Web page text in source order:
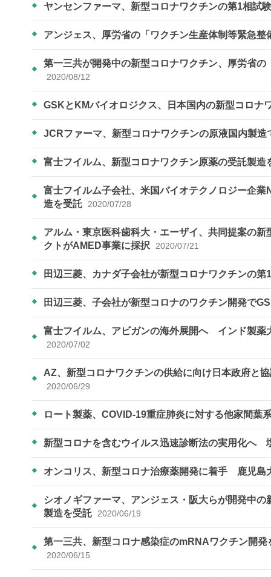
ヤンセンファーマ、新型コロナワクチンの第1相試
アンジェス、厚労省の「ワクチン生産体制等緊急
第一三共が開発中の新型コロナワクチン、厚労省
2020/08/12
GSKとKMバイオロジクス、日本国内の新型コロナ
JCRファーマ、新型コロナワクチンの原液国内製
富士フイルム、新型コロナワクチン原薬の受託製
富士フイルム子会社、米国バイオテクノロジー企
造を受託
2020/07/28
アルム・東京医科歯科大・エーザイ、共同提案の
クトがAMED事業に採択
2020/07/21
田辺三菱、カナダ子会社が新型コロナワクチンの
田辺三菱、子会社が新型コロナのワクチン開発で
富士フイルム、アビガンの海外展開へ インド製薬
2020/07/02
AZ、新型コロナワクチンの供給に向け日本政府と
2020/06/29
ロート製薬、COVID-19重症肺炎に対する他家間葉
新型コロナを含むウイルス迅速診断法の実用化へ
オンコリス、新型コロナ治療薬開発に着手 鹿児島
シオノギファーマ、アンジェス・阪大らが開発中
製造を受託
2020/06/19
第一三共、新型コロナ感染症のmRNAワクチン開
2020/06/15